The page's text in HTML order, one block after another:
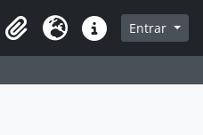
Idioma Atalhos Entrar